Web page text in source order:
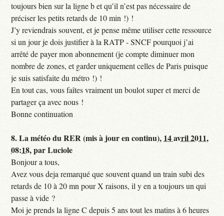
toujours bien sur la ligne b et qu’il n’est pas nécessaire de
préciser les petits retards de 10 min !) !
J’y reviendrais souvent, et je pense même utiliser cette ressource
si un jour je dois justifier à la RATP - SNCF pourquoi j’ai
arrêté de payer mon abonnement (je compte diminuer mon
nombre de zones, et garder uniquement celles de Paris puisque
je suis satisfaite du métro !) !
En tout cas, vous faîtes vraiment un boulot super et merci de
partager ça avec nous !
Bonne continuation
8.La météo du RER (mis à jour en continu), 14 avril 2011,
08:18,parLuciole
Bonjour a tous,
Avez vous deja remarqué que souvent quand un train subi des
retards de 10 à 20 mn pour X raisons, il y en a toujours un qui
passe à vide ?
Moi je prends la ligne C depuis 5 ans tout les matins à 6 heures